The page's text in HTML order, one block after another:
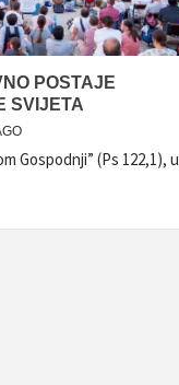
POSTAJE
SVIJETA
Gospodnji” (Ps 122,1), u